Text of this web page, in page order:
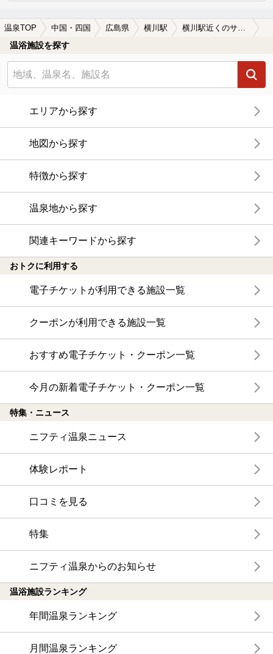
温泉TOP 中国・四国 広島県 横川駅
温浴施設を探す
エリアから探す
地図から探す
特徴から探す
温泉地から探す
関連キーワードから探す
おトクに利用する
電子チケットが利用できる施設一覧
クーポンが利用できる施設一覧
おすすめ電子チケット・クーポン一覧
今月の新着電子チケット・クーポン一覧
特集・ニュース
ニフティ温泉ニュース
体験レポート
口コミを見る
特集
ニフティ温泉からのお知らせ
温浴施設ランキング
年間温泉ランキング
月間温泉ランキング